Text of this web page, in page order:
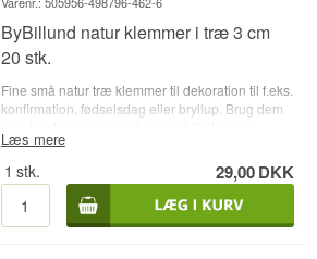
ByBillund natur klemmer i træ 3 cm
20 stk.
Fine små natur træ klemmer til dekoration til f.eks.
konfirmation, fødselsdag eller bryllup. Brug dem
bordkortet, på sangskjuleren eller til at fastgøre
Garnish på din næste cocktails. Leveres i pose
med 20 stk.
Læs mere
1 stk. 29,00DKK